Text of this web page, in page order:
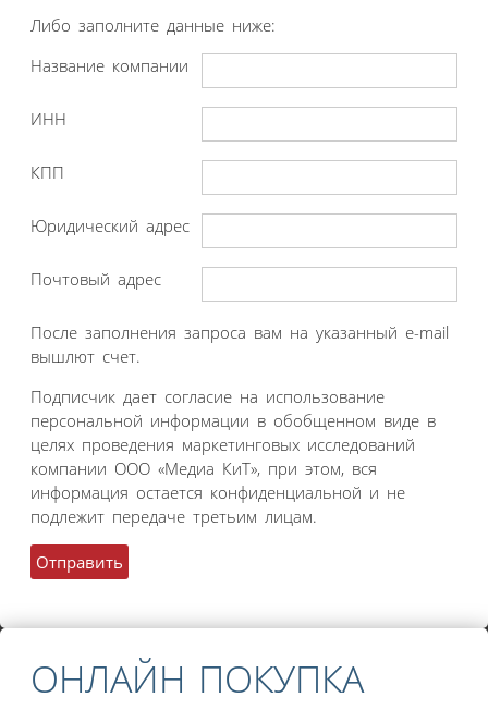
Либо заполните данные ниже:
Название компании
ИНН
КПП
Юридический адрес
Почтовый адрес
После заполнения запроса вам на указанный e-mail
вышлют счет.
Подписчик дает согласие на использование
персональной информации в обобщенном виде в
целях проведения маркетинговых исследований
компании ООО «Медиа КиТ», при этом, вся
информация остается конфиденциальной и не
подлежит передаче третьим лицам.
ОНЛАЙН ПОКУПКА